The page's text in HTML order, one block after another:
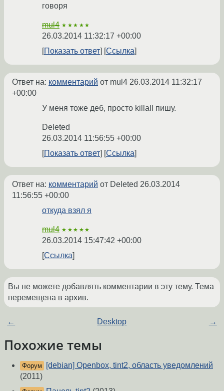
говоря
mul4 ★★★★★
26.03.2014 11:32:17 +00:00
Показать ответ
Ссылка
Ответ на: комментарий от mul4 26.03.2014 11:32:17
+00:00
У меня тоже деб, просто killall пишу.
Deleted
26.03.2014 11:56:55 +00:00
Показать ответ
Ссылка
Ответ на: комментарий от Deleted 26.03.2014
11:56:55 +00:00
откуда взял я
mul4 ★★★★★
26.03.2014 15:47:42 +00:00
Ссылка
Вы не можете добавлять комментарии в эту тему. Тема
перемещена в архив.
← Desktop →
Похожие темы
Форум
[debian] Openbox, tint2, область уведомлений
(2011)